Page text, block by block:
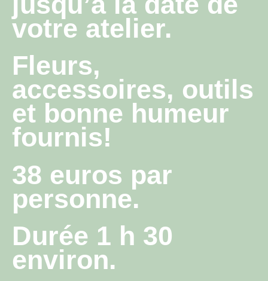
votre atelier.
Fleurs,
accessoires, outils
et bonne humeur
fournis!
38 euros par
personne.
Durée 1 h 30
environ.